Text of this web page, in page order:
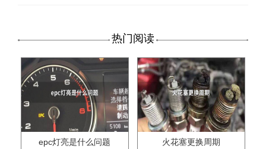
热门阅读
epc灯亮是什么问题 火花塞更换周期